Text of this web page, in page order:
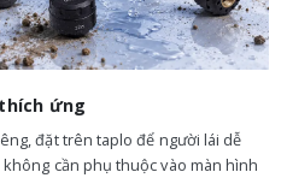
ứng
đặt trên taplo để người lái dễ
cần phụ thuộc vào màn hình